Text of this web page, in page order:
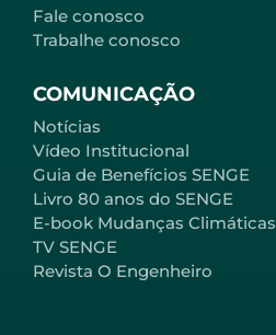
Fale conosco
Trabalhe conosco
COMUNICAÇÃO
Notícias
Vídeo Institucional
Guia de Benefícios SENGE
Livro 80 anos do SENGE
E-book Mudanças Climáticas
TV SENGE
Revista O Engenheiro